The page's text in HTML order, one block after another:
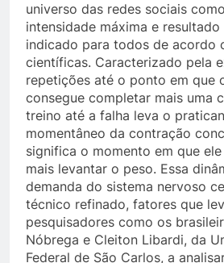
universo das redes sociais
intensidade máxima e
indicado para todos de acordo
científicas. Caracterizado pela
repetições até o ponto em que
consegue completar mais uma
treino até a falha leva o
momentâneo da contração
significa o momento em que
mais levantar o peso. Essa
demanda do sistema nervoso
técnico refinado, fatores que
pesquisadores como os
Nóbrega e Cleiton Libardi, da
Federal de São Carlos, a